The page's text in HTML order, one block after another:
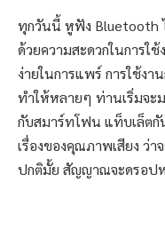
ทุกวันนี้ หูฟัง Bluetooth
ด้วยความสะดวกในการใช้
ง่ายในการแพร์ การใช้งา
ทำให้หลายๆ ท่านเริ่มจะ
กับสมาร์ทโฟน แท็บเล็ตกั
เรื่องของคุณภาพเสียง ว่
ปกติมั้ย สัญญาณจะดรอป